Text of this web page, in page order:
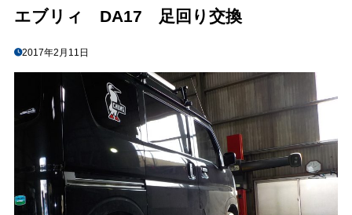
エブリィ DA17 足回り交換
2017年2月11日